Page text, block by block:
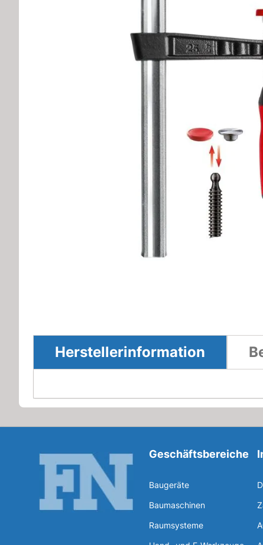
Herstellerinformation
Geschäftsbereiche
Baugeräte
Baumaschinen
Raumsysteme